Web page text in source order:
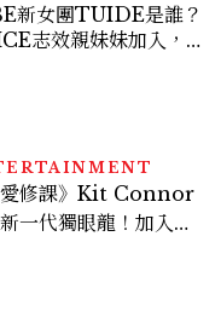
新女團TUIDE是誰？
志效親妹妹加入，7
愛修課》Kit Connor
一代獨眼龍！加入新